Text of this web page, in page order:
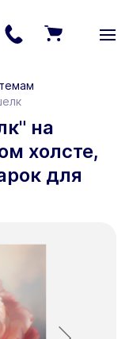
на
холсте,
для